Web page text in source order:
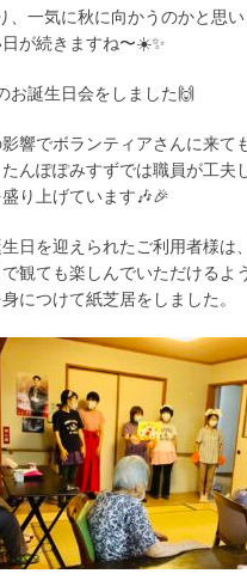
、一気に秋に向かうのかと思
日が続きますね〜☀️✨
お誕生日会をしました🙌
影響でボランティアさんに来て
たんぽぽみすずでは職員が工夫
り上げています🎶🎉
日を迎えられたご利用者様は
観ても楽しんでいただけるよ
につけて紙芝居をしました。